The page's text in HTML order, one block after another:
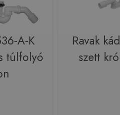
A-K
túlfolyó
Ravak
szett